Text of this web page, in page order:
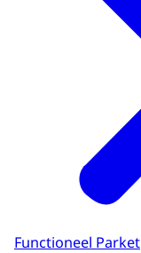
Functioneel Parket